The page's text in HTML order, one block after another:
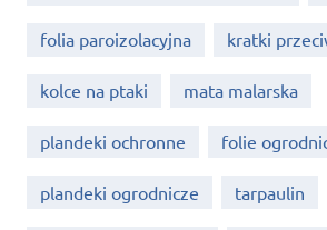
folia paroizolacyjna kratki
kolce na ptaki mata malarska
plandeki ochronne folie
plandeki ogrodnicze tarpaulin